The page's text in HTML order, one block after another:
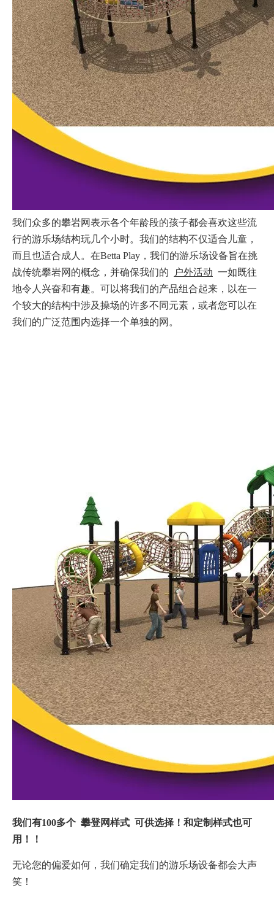
我们众多的攀岩网表示各个年龄段的孩子都会喜欢这些流
行的游乐场结构玩几个小时。我们的结构不仅适合儿童，
而且也适合成人。在Betta Play，我们的游乐场设备旨在挑
战传统攀岩网的概念，并确保我们的
户外活动 一如既往
地令人兴奋和有趣。可以将我们的产品组合起来，以在一
个较大的结构中涉及操场的许多不同元素，或者您可以在
我们的广泛范围内选择一个单独的网。
我们有100多个 攀登网样式 可供选择！和定制样式也可
用！！
无论您的偏爱如何，我们确定我们的游乐场设备都会大声
笑！